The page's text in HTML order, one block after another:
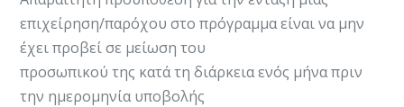
επιχείρηση/παρόχου στο πρόγραμμα είναι να μην
έχει προβεί σε μείωση του
προσωπικού της κατά τη διάρκεια ενός μήνα πριν
την ημερομηνία υποβολής